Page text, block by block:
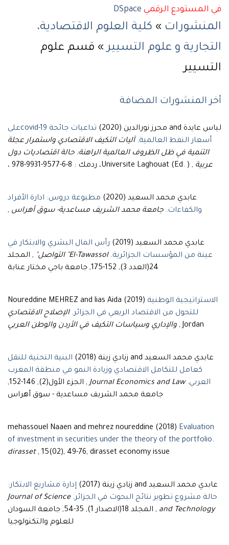
في المستودع الرقمي DSpace
المنشورات » كلية العلوم الاقتصادية،
التجارية و علوم التسيير» قسم علوم
التسيير
أخر المنشورات المضافة
لياس عايدة and محرز نورالدين (2020)
تداعيات جائحة covid-19على
أسعار النفط العالمية.آليات التكيف الاقتصادي واستمرار عجلة
التنمية في ظل الظروف العالمية الراهنة: حالة اقتصاديات دول
عربية , Universite Laghouat (Ed. )، ردمك : 8-6-9577-9931-978 ،
عابدي محمد السعيد (2020)
مطبوعة دروس: ادارة الأفراد
والكفاءات. جامعة محمد الشريف مساعدية- سوق أهراس ,
عابدي محمد السعيد (2019)
رأس المال البشري والابتكار في
عينة من المؤسسات الجزائرية.El-Tawassol" التواصل"
, المجلد
24(العدد 3), 152-175, جامعة باجي مختار عنابة
Noureddine MEHREZ and lias Aida (2019) الاستراتيجية الوطنية
للتحول من الاقتصاد الريعي في الجزائر.الإصلاح الاقتصادي
والإداري وسياسات التكيف في الأردن والوطن العربي , Jordan
عابدي محمد السعيد and زنادي زينة (2018)
البنية التحتية للنقل
كعامل للتكامل الاقتصادي وزيادة النمو في منطقة المغرب
العربي.
Journal Economics and Law
, الجزء الأول(2), 146-152,
جامعة محمد الشريف مساعدية - سوق أهراس
mehassouel Naaen and mehrez noureddine (2018) Evaluation
of investment in securities under the theory of the portfolio.
dirasset, 15(02), 49-76, dirasset economy issue
عابدي محمد السعيد and زنادي زينة (2017)
إدارة مشاريع الابتكار:
حالة مشروع تطوير نتائج البحوث في الجزائر.
Journal of Science
and Technology
, المجلد 18(الاصدار 1), 35-54, جامعة السودان
للعلوم والتكنولوجيا